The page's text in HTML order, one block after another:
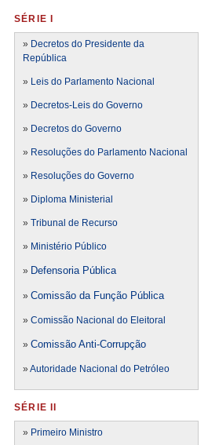
SÉRIE I
» Decretos do Presidente da
República
» Leis do Parlamento Nacional
» Decretos-Leis do Governo
» Decretos do Governo
» Resoluções do Parlamento Nacional
» Resoluções do Governo
» Diploma Ministerial
» Tribunal de Recurso
» Ministério Público
» Defensoria Pública
» Comissão da Função Pública
» Comissão Nacional do Eleitoral
» Comissão Anti-Corrupção
» Autoridade Nacional do Petróleo
SÉRIE II
» Primeiro Ministro